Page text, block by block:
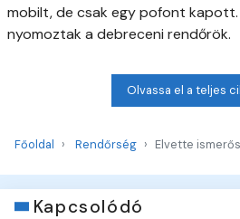
mobilt, de csak egy pofont kapott.
nyomoztak a debreceni rendőrök.
Olvassa el a teljes
Főoldal Rendőrség Elvette
Kapcsolódó